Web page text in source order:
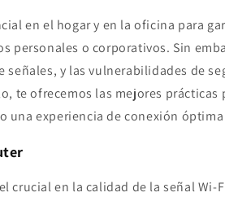
en el hogar y en la oficina para
personales o corporativos. Sin
y las vulnerabilidades de
te ofrecemos las mejores prácticas
una experiencia de conexión
crucial en la calidad de la señal Wi-